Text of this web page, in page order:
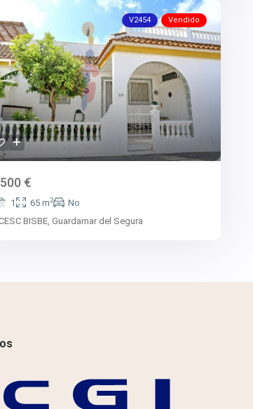
V2454 Vendido
€
1 65 m2
No
BISBE, Guardamar del Segura